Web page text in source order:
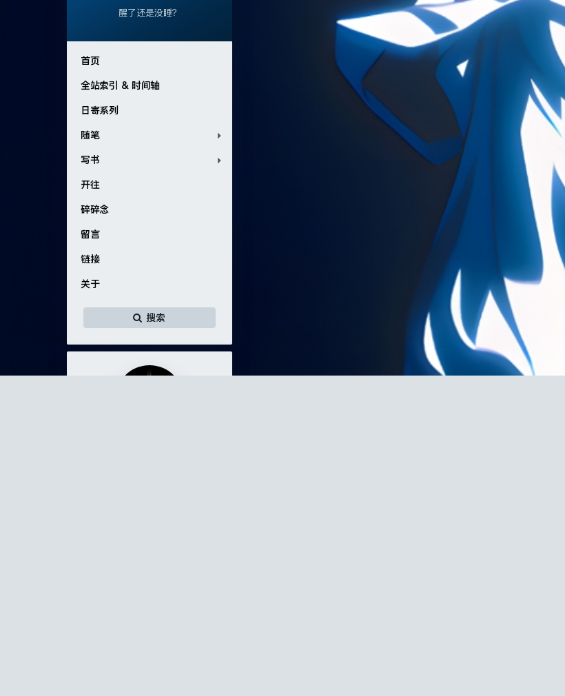
醒了还是没睡？
首页
全站索引 & 时间轴
日寄系列
随笔
写书
开往
碎碎念
留言
链接
关于
搜索